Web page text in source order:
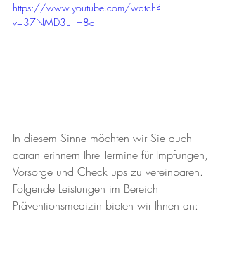
https://www.youtube.com/watch?
v=37NMD3u_H8c
In diesem Sinne möchten wir Sie auch
daran erinnern Ihre Termine für Impfungen,
Vorsorge und Check ups zu vereinbaren.
Folgende Leistungen im Bereich
Präventionsmedizin bieten wir Ihnen an: